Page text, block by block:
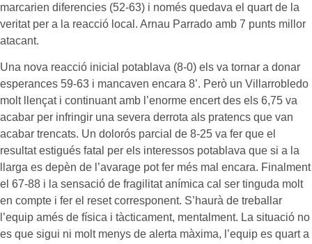
marcarien diferencies (52-63) i només quedava el quart de la
veritat per a la reacció local. Arnau Parrado amb 7 punts millor
atacant.
Una nova reacció inicial potablava (8-0) els va tornar a donar
esperances 59-63 i mancaven encara 8’. Però un Villarrobledo
molt llençat i continuant amb l’enorme encert des els 6,75 va
acabar per infringir una severa derrota als pratencs que van
acabar trencats. Un dolorós parcial de 8-25 va fer que el
resultat estigués fatal per els interessos potablava que si a la
llarga es depèn de l’avarage pot fer més mal encara. Finalment
el 67-88 i la sensació de fragilitat anímica cal ser tinguda molt
en compte i fer el reset corresponent. S’haurà de treballar
l’equip amés de física i tàcticament, mentalment. La situació no
es que sigui ni molt menys de alerta màxima, l’equip es quart a